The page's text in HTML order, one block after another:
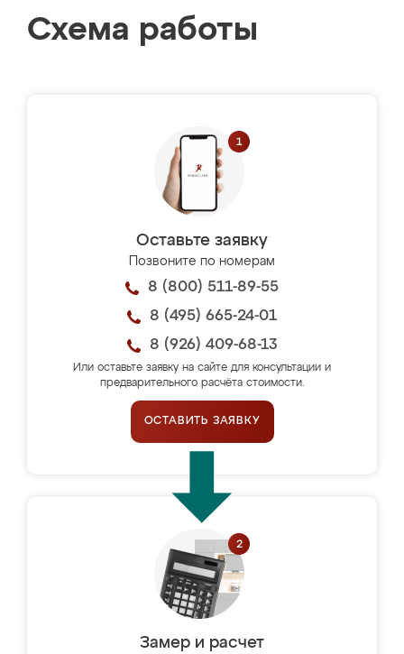
Схема работы
Оставьте заявку
Позвоните по номерам
8 (800) 511-89-55
8 (495) 665-24-01
8 (926) 409-68-13
Или оставьте заявку на сайте для консультации и
предварительного расчёта стоимости.
ОСТАВИТЬ ЗАЯВКУ
Замер и расчет